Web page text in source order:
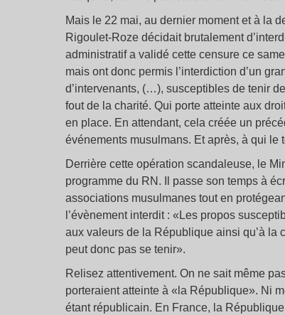
Mais le 22 mai, au dernier moment et à la
Rigoulet-Roze décidait brutalement
administratif a validé cette censure ce
mais ont donc permis l’interdiction d’un
d’intervenants, (…), susceptibles de tenir
fout de la charité. Qui porte atteinte aux
en place. En attendant, cela créée un
événements musulmans. Et après, à qui le
Derrière cette opération scandaleuse, le
programme du RN. Il passe son temps à
associations musulmanes tout en
l’évènement interdit : «Les propos
aux valeurs de la République ainsi qu’à
peut donc pas se tenir».
Relisez attentivement. On ne sait même
porteraient atteinte à «la République». Ni
étant républicain. En France, la